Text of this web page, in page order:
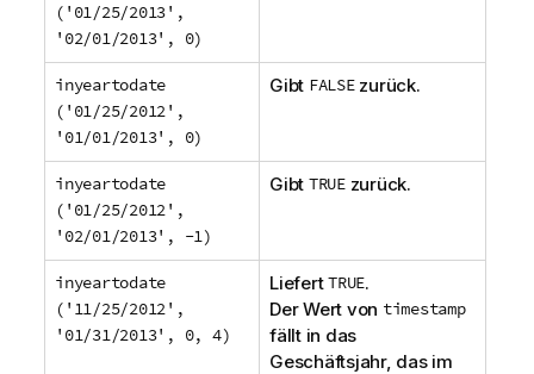
('01/25/2013',
'02/01/2013', 0)
inyeartodate
('01/25/2012',
'01/01/2013', 0)
Gibt FALSEzurück.
inyeartodate
('01/25/2012',
'02/01/2013', -1)
Gibt TRUEzurück.
inyeartodate
('11/25/2012',
'01/31/2013', 0, 4)
LiefertTRUE.
Der Wert von timestamp
fällt in das
Geschäftsjahr, das im